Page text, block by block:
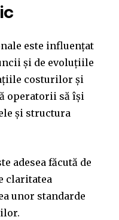
este influențat
și de evoluțiile
costurilor și
operatorii să își
și structura
adesea făcută de
claritatea
unor standarde